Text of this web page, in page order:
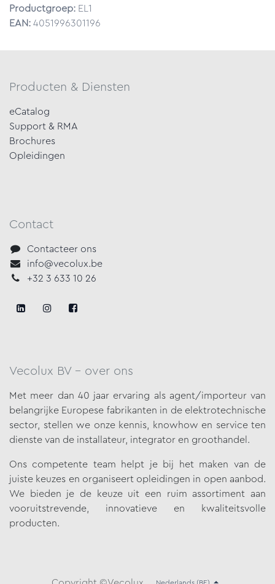
Productgroep: EL1
EAN: 4051996301196
Producten & Diensten
eCatalog
Support & RMA
Brochures
Opleidingen
Contact
Contacteer ons
info@vecolux.be
+32 3 633 10 26
Vecolux BV - over ons
Met meer dan 40 jaar ervaring als agent/importeur van
belangrijke Europese fabrikanten in de elektrotechnische
sector, stellen we onzekennis, knowhow en service ten
dienste van de installateur, integrator en groothandel.
Ons competente team helpt je bij het maken van de
juiste keuzes en organiseert opleidingen in open aanbod.
We bieden je de keuze uit een ruim assortiment aan
vooruitstrevende, innovatieve en kwaliteitsvolle
producten.